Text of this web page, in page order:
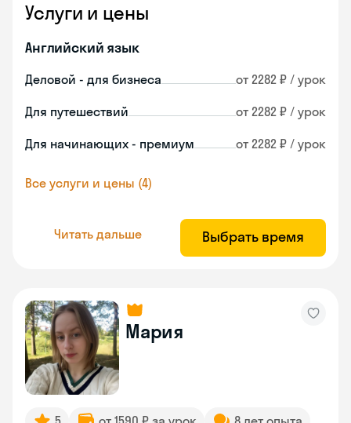
Услуги и цены
Английский язык
Деловой - для бизнеса от 2282 ₽ / урок
Для путешествий от 2282 ₽ / урок
Для начинающих - премиум от 2282 ₽ / урок
Все услуги и цены (4)
Читать дальше Выбрать время
Мария